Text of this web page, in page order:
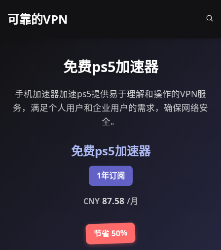
可靠的VPN
免费ps5加速器
手机加速器加速ps5提供易于理解和操作的VPN服
务，满足个人用户和企业用户的需求，确保网络安
全。
免费ps5加速器
1年订阅
CNY87.58 /月
节省 50%